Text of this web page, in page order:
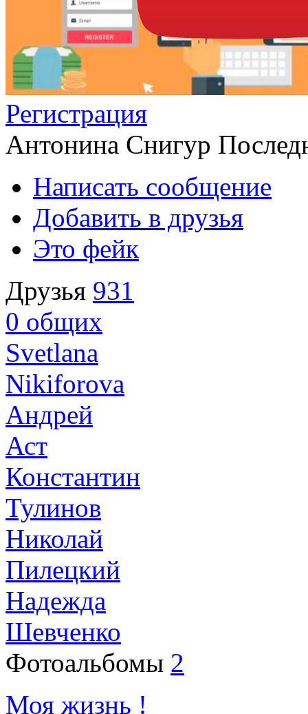
Регистрация
Антонина Снигур
Написать сообщение
Добавить в друзья
Это фейк
Друзья 931
0 общих
Svetlana
Nikiforova
Андрей
Аст
Константин
Тулинов
Николай
Пилецкий
Надежда
Шевченко
Фотоальбомы 2
Моя жизнь !